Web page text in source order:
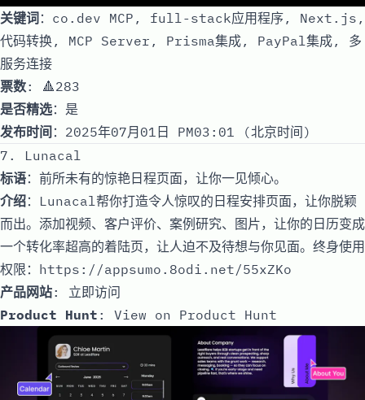
关键词：co.dev MCP, full-stack应用程序, Next.js,
代码转换, MCP Server, Prisma集成, PayPal集成, 多
服务连接
票数: 🔺283
是否精选：是
发布时间 ：2025年07月01日 PM03:01 (北京时间)
7. Lunacal
标语：前所未有的惊艳日程页面，让你一见倾心。
介绍：Lunacal帮你打造令人惊叹的日程安排页面，让你脱颖
而出。添加视频、客户评价、案例研究、图片，让你的日历变成
一个转化率超高的着陆页，让人迫不及待想与你见面。终身使用
权限： https://appsumo.8odi.net/55xZKo
产品网站: 立即访问
Product Hunt : View on Product Hunt